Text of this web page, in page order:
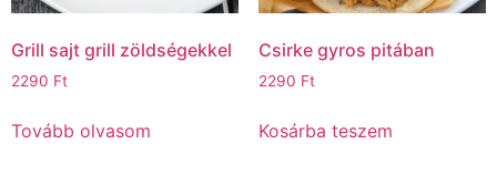
Grill sajt grill zöldségekkel
2290 Ft
Tovább olvasom
Csirke gyros pitában
2290 Ft
Kosárba teszem